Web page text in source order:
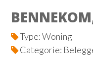
Type: Woning
Categorie: